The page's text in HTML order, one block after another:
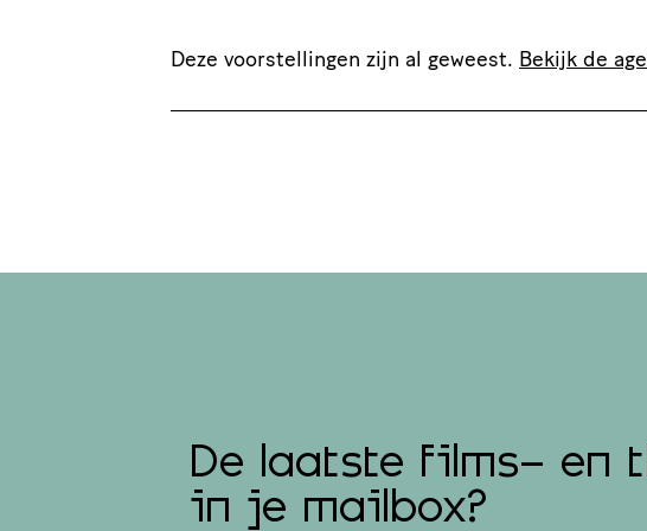
Deze voorstellingen zijn al geweest. Bekijk de
De laatste films- en
in je mailbox?